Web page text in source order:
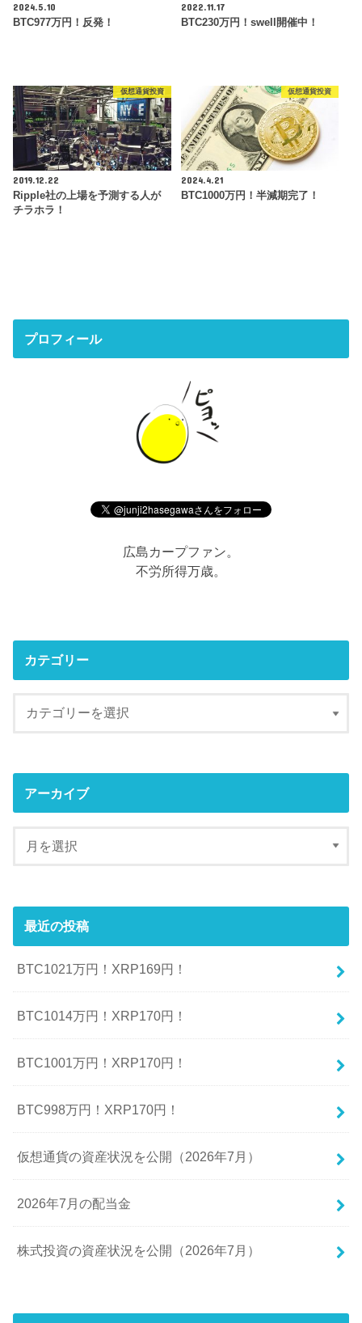
2024.5.10
BTC977万円！反発！
2022.11.17
BTC230万円！swell開催中！
仮想通貨投資
2019.12.22
Ripple社の上場を予測する人が
チラホラ！
仮想通貨投資
2024.4.21
BTC1000万円！半減期完了！
プロフィール
広島カープファン。
不労所得万歳。
カテゴリー
アーカイブ
最近の投稿
BTC1021万円！XRP169円！
BTC1014万円！XRP170円！
BTC1001万円！XRP170円！
BTC998万円！XRP170円！
仮想通貨の資産状況を公開（2026年7月）
2026年7月の配当金
株式投資の資産状況を公開（2026年7月）